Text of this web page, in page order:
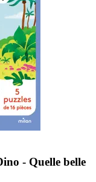
- Quelle belle